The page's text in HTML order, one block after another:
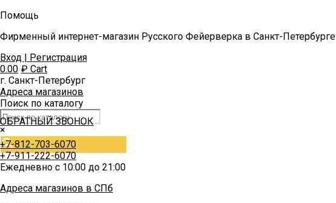
Помощь
Фирменный интернет-магазин Русского Фейерверка в Санкт-Петербурге
Вход | Регистрация
0.00 ₽ Cart
г. Санкт-Петербург
Адреса магазинов
Поиск по каталогу
×
ОБРАТНЫЙ ЗВОНОК
+7-812-703-6070
+7-911-222-6070
Ежедневно с 10:00 до 21:00
Адреса магазинов в СПб